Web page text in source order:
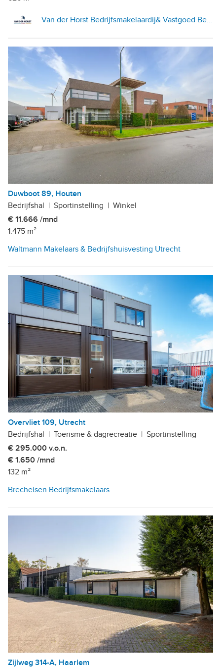
Van der Horst Bedrijfsmakelaardij& Vastgoed Beheer
Duwboot 89, Houten
Bedrijfshal | Sportinstelling | Winkel
€ 11.666 /mnd
1.475 m²
Waltmann Makelaars & Bedrijfshuisvesting Utrecht
Overvliet 109, Utrecht
Bedrijfshal | Toerisme & dagrecreatie | Sportinstelling
€ 295.000 v.o.n.
€ 1.650 /mnd
132 m²
Brecheisen Bedrijfsmakelaars
Zijlweg 314-A, Haarlem